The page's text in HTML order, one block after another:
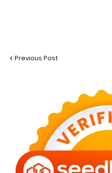
Previous Post